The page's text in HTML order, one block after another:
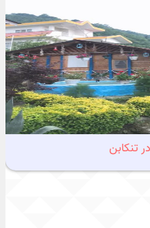
تنکابن